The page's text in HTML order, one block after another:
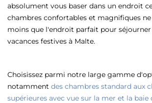
absolument vous baser dans un endroit
chambres confortables et magnifiques
moins que l'endroit parfait pour
vacances festives à Malte.
Choisissez parmi notre large gamme
notamment des chambres standard aux
supérieures avec vue sur la mer et la baie